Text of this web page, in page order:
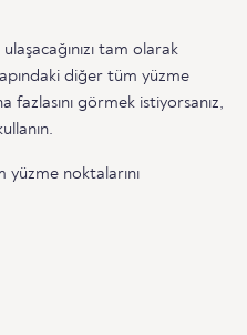
tam olarak
diğer tüm yüzme
fazlasını görmek istiyorsanız,
yüzme noktalarını